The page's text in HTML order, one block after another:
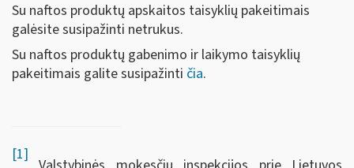
Su naftos produktų apskaitos taisyklių pakeitimais
galėsite susipažinti netrukus.
Su naftos produktų gabenimo ir laikymo taisyklių
pakeitimais galite susipažinti čia.
[1]